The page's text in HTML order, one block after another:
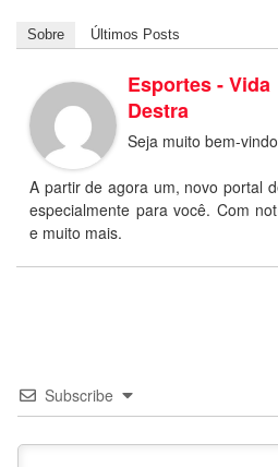
Sobre Últimos Posts
Esportes - Vida
Destra
Seja muito bem-
A partir de agora um, novo portal
especialmente para você. Com
e muito mais.
Subscribe